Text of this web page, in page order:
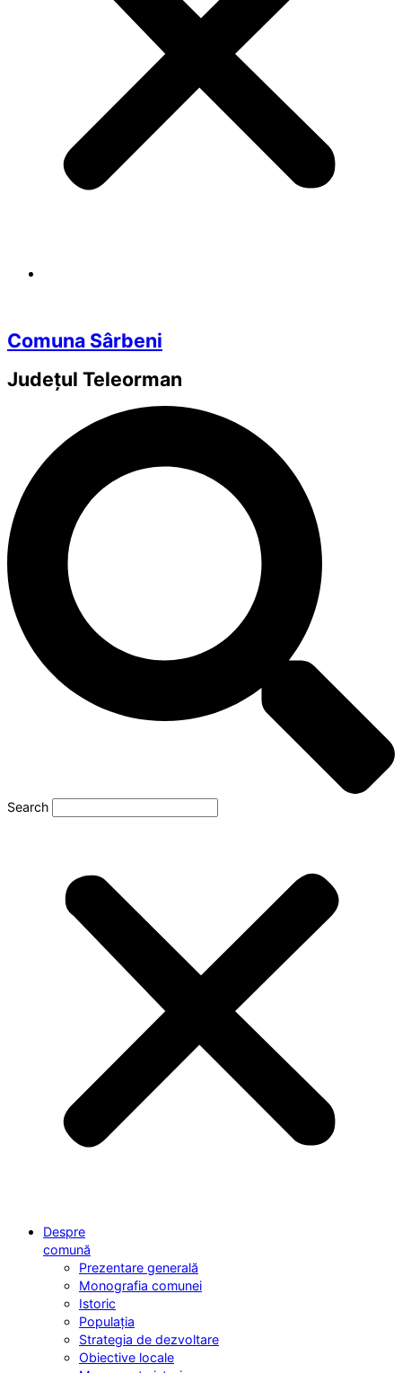
Comuna Sârbeni
Județul Teleorman
Search
Despre
comună
Prezentare generală
Monografia comunei
Istoric
Populația
Strategia de dezvoltare
Obiective locale